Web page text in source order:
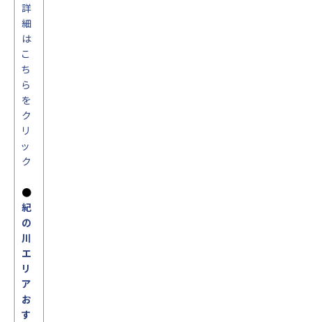
詳
細
は
こ
ち
ら
を
ク
リ
ッ
ク
●
紀
の
川
エ
リ
ア
お
す